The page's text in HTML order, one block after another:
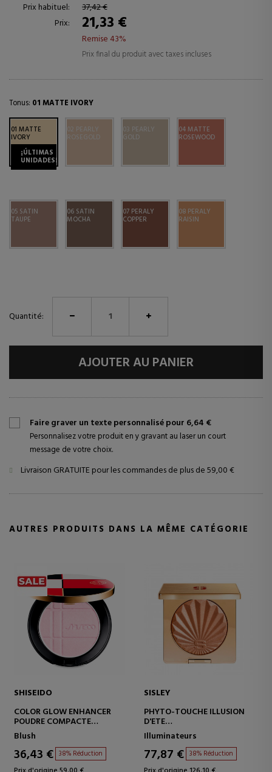
Prix habituel:
37,42 €
Prix:
21,33 €
Remise 43%
Prix final du produit avec taxes incluses
Tonus: 01 MATTE IVORY
01 MATTE
IVORY
¡ÚLTIMAS
UNIDADES!
02 PEARLY
ROSEGOLD
03 PEARLY
GOLD
04 MATTE
ROSEWOOD
05 SATIN
TAUPE
06 SATIN
MOCHA
07 PERALY
COPPER
08 PERALY
RAISIN
Quantité:
AJOUTER AU PANIER
Faire graver un texte personnalisé pour 6,64 €
Personnalisez votre produit en y gravant au laser un court
message de votre choix.
Livraison GRATUITE pour les commandes de plus de 59,00 €
AUTRES PRODUITS DANS LA MÊME CATÉGORIE
SHISEIDO
COLOR GLOW ENHANCER
POUDRE COMPACTE
MULTIFONCTIONNELLE
Blush
36,43 € 38% Réduction
SISLEY
PHYTO-TOUCHE ILLUSION
D'ETE
POUDRE BRONZANTE
Illuminateurs
77,87 € 38% Réduction